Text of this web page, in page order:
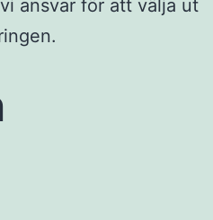
ansvar för att välja ut